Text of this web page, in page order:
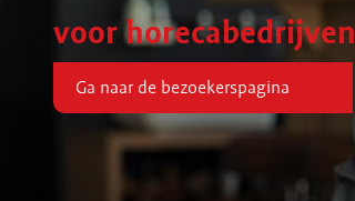
voor horecabedrijven
Ga naar de bezoekerspagina